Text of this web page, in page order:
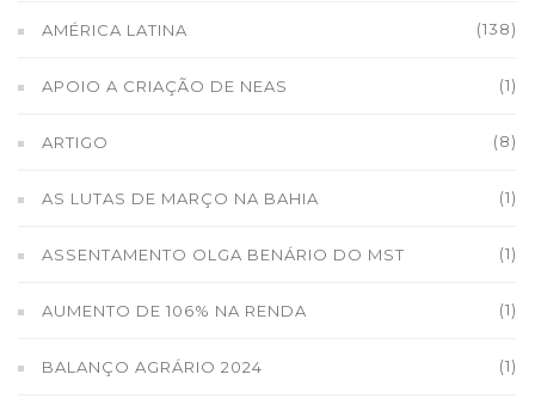
AMÉRICA LATINA (138)
APOIO A CRIAÇÃO DE NEAS (1)
ARTIGO (8)
AS LUTAS DE MARÇO NA BAHIA (1)
ASSENTAMENTO OLGA BENÁRIO DO MST (1)
AUMENTO DE 106% NA RENDA (1)
BALANÇO AGRÁRIO 2024 (1)